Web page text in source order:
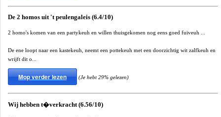
De 2 homos uit 't peulengaleis (6.4/10)
2 homo's komen van een partykeuh en willen thuisgekomen nog eens goed fuiveuh ...
De ene loopt naar een kastekeuh, neemt een pottekeuh met een doorzichtig wit zalfkeuh en
wrijft dit o...
Mop verder lezen (Je hebt 29% gelezen)
Wij hebben t�verkracht (6.56/10)